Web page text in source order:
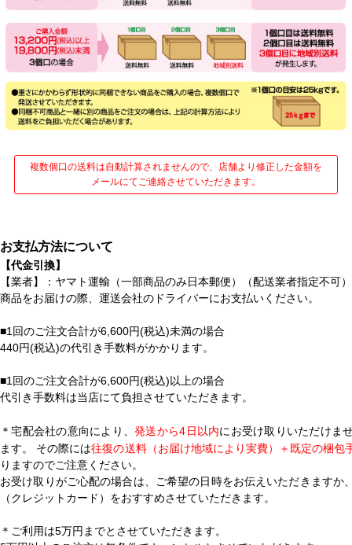
複数個口の送料は自動計算されませんので、店舗より修正した金額を
メールにてご連絡させていただきます。
お支払方法について
【代金引換】
【業者】：ヤマト運輸（一部商品のみ日本郵便）（配送業者指定不可）
商品をお届けの際、運送会社のドライバーにお支払いください。
■1回のご注文合計が6,600円(税込)未満の場合
440円(税込)の代引き手数料がかかります。
■1回のご注文合計が6,600円(税込)以上の場合
代引き手数料は当店にて負担させていただきます。
＊宅配会社の意向により、発送から4日以内にお受け取りいただけま
ます。 その際には往復の送料（お届け地域により実費）＋既定の梱包
りますのでご注意ください。
お受け取りがご心配の場合は、ご希望の日時をお伝えいただきますか
（クレジットカード）をおすすめさせていただきます。
＊ご利用は5万円までとさせていただきます。